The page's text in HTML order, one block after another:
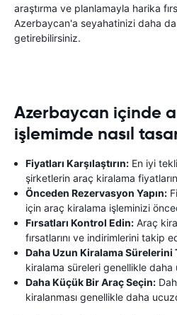
araştırma ve planlamayla harika
Azerbaycan'a seyahatinizi daha
getirebilirsiniz.
Azerbaycan içinde
işlemimde nasıl
Fiyatları Karşılaştırın: En iyi
şirketlerin araç kiralama
Önceden Rezervasyon Yapın:
için araç kiralama işleminizi
Fırsatları Kontrol Edin: Araç
fırsatlarını ve indirimlerini takip
Daha Uzun Kiralama Sürelerini
kiralama süreleri genellikle daha
Daha Küçük Bir Araç Seçin:
kiralanması genellikle daha